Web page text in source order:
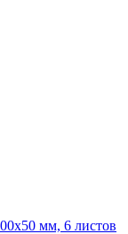
мм, 6 листов